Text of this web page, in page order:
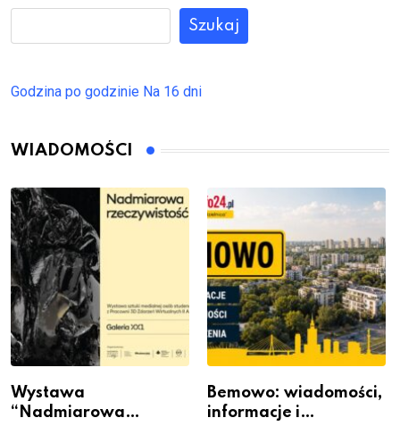
Szukaj
Godzina po godzinie Na 16 dni
WIADOMOŚCI
Wystawa
“Nadmiarowa
Bemowo: wiadomości,
informacje i